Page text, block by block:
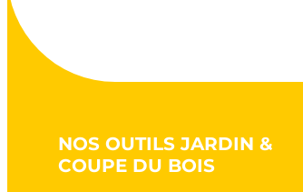
NOS OUTILS JARDIN &
COUPE DU BOIS